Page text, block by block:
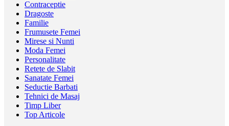
Contraceptie
Dragoste
Familie
Frumusete Femei
Mirese si Nunti
Moda Femei
Personalitate
Retete de Slabit
Sanatate Femei
Seductie Barbati
Tehnici de Masaj
Timp Liber
Top Articole